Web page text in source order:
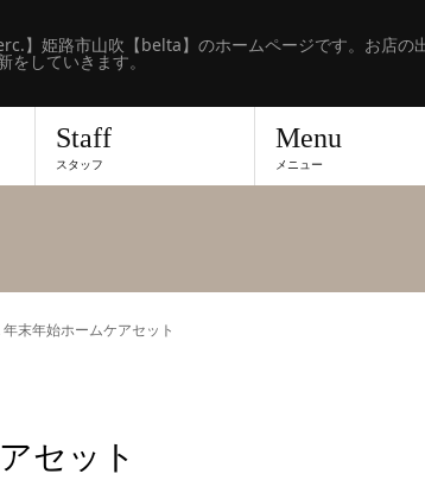
】姫路市山吹【belta】のホームページです。お店の
をしていきます。
Staff
スタッフ
Menu
メニュー
年末年始ホームケアセット
セット